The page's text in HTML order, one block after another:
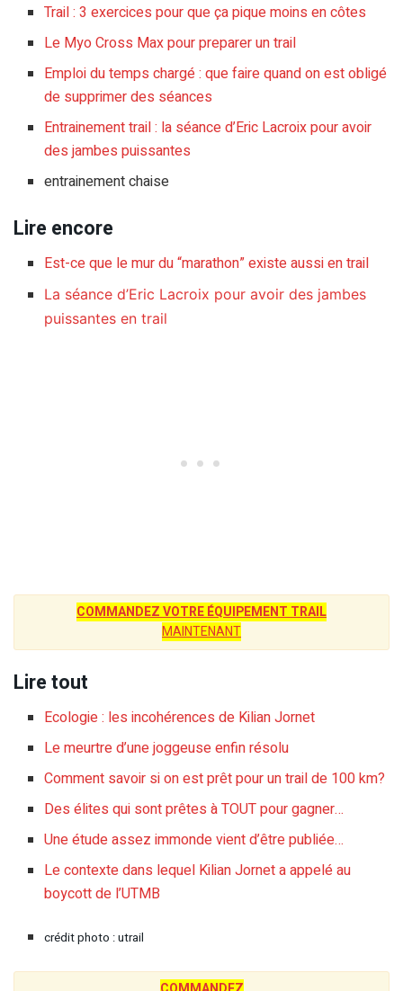
Trail : 3 exercices pour que ça pique moins en côtes
Le Myo Cross Max pour preparer un trail
Emploi du temps chargé : que faire quand on est obligé
de supprimer des séances
Entrainement trail : la séance d’Eric Lacroix pour avoir
des jambes puissantes
entrainement chaise
Lire encore
Est-ce que le mur du “marathon” existe aussi en trail
La séance d’Eric Lacroix pour avoir des jambes
puissantes en trail
COMMANDEZ VOTRE ÉQUIPEMENT TRAIL
MAINTENANT
Lire tout
Ecologie : les incohérences de Kilian Jornet
Le meurtre d’une joggeuse enfin résolu
Comment savoir si on est prêt pour un trail de 100 km?
Des élites qui sont prêtes à TOUT pour gagner…
Une étude assez immonde vient d’être publiée…
Le contexte dans lequel Kilian Jornet a appelé au
boycott de l’UTMB
crédit photo : utrail